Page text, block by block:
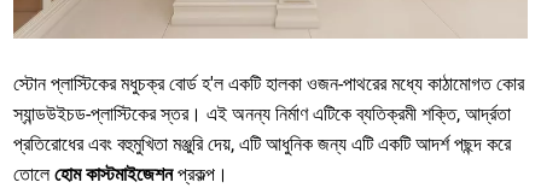
স্টোন প্লাস্টিকের মধুচক্র বোর্ড হ'ল একটি হালকা ওজন-পাথরের মধ্যে কাঠামোগত কোর
স্যান্ডউইচড-প্লাস্টিকের স্তর। এই অনন্য নির্মাণ এটিকে ব্যতিক্রমী শক্তি, আর্দ্রতা
প্রতিরোধের এবং বহুমুখিতা মঞ্জুরি দেয়, এটি আধুনিক জন্য এটি একটি আদর্শ পছন্দ করে
তোলেহোম কাস্টমাইজেশনপ্রকল্প।